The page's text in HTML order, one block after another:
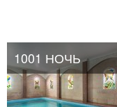
1001 НОЧЬ